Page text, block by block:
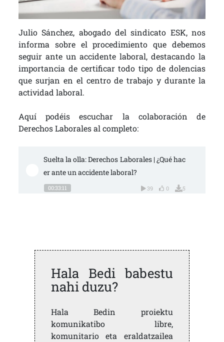
Julio Sánchez, abogado del sindicato ESK, nos
informa sobre el procedimiento que debemos
seguir ante un accidente laboral, destacando la
importancia de certificar todo tipo de dolencias
que surjan en el centro de trabajo y durante la
actividad laboral.
Aquí podéis escuchar la colaboración de
Derechos Laborales al completo:
Suelta la olla: Derechos Laborales | ¿Qué hac
er ante un accidente laboral?
00:33:11 39 0 5
Hala Bedi babestu
nahi duzu?
Hala Bedin proiektu
komunikatibo libre,
komunitario eta eraldatzailea